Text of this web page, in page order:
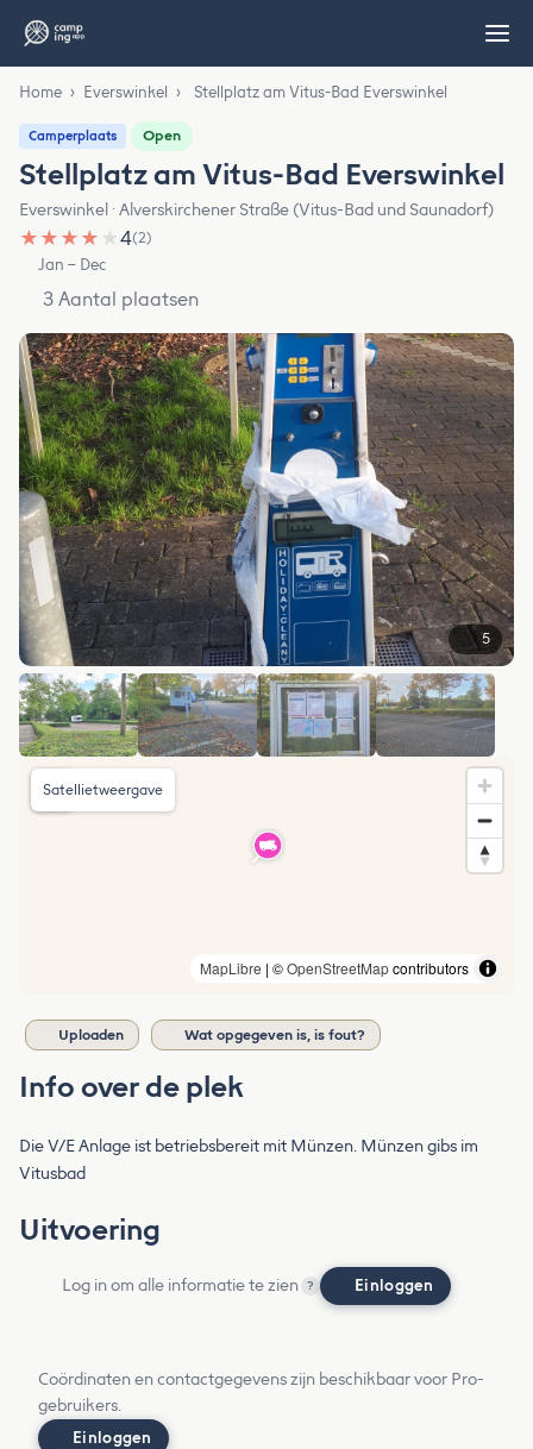
Home › Everswinkel › Stellplatz am Vitus-Bad Everswinkel
Camperplaats Open
Stellplatz am Vitus-Bad Everswinkel
Everswinkel · Alverskirchener Straße (Vitus-Bad und Saunadorf)
★ ★ ★ ★ ★4(2)
Jan – Dec
3 Aantal plaatsen
5
MapLibre | ©OpenStreetMapcontributors
Satellietweergave
Uploaden Wat opgegeven is, is fout?
Info over de plek
Die V/E Anlage ist betriebsbereit mit Münzen. Münzen gibs im
Vitusbad
Uitvoering
Log in om alle informatie te zien ? Einloggen
Coördinaten en contactgegevens zijn beschikbaar voor Pro-
gebruikers.
Einloggen